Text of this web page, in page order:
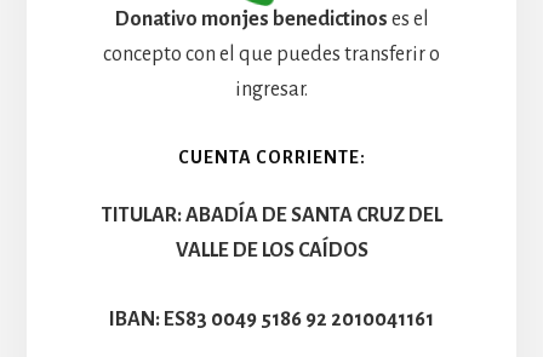
Donativo monjes benedictinos es el
concepto con el que puedes transferir o
ingresar.
CUENTA CORRIENTE:
TITULAR: ABADÍA DE SANTA CRUZ DEL
VALLE DE LOS CAÍDOS
IBAN: ES83 0049 5186 92 2010041161